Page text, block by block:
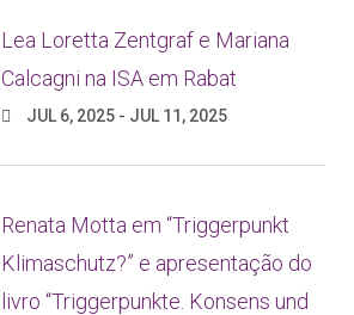
Lea Loretta Zentgraf e Mariana
Calcagni na ISA em Rabat
JUL 6, 2025 - JUL 11, 2025
Renata Motta em “Triggerpunkt
Klimaschutz?” e apresentação do
livro “Triggerpunkte. Konsens und